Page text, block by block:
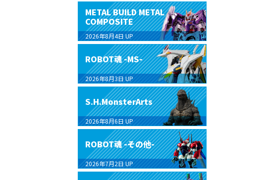
METAL BUILD METAL
COMPOSITE
2026年8月4日 UP
ROBOT魂 -MS-
2026年8月3日 UP
S.H.MonsterArts
2026年8月6日 UP
ROBOT魂 -その他-
2026年7月2日 UP